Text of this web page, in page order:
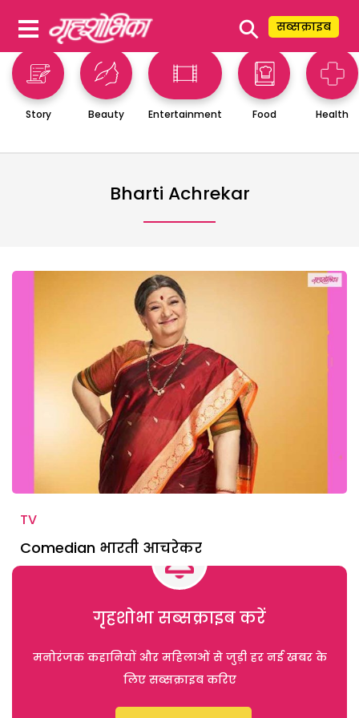
⚲ सब्सक्राइब
Story Beauty Entertainment Food Health
Bharti Achrekar
TV
Comedian भारती आचरेकर
गृहशोभा सब्सक्राइब करें
मनोरंजक कहानियों और महिलाओं से जुड़ी हर नई खबर के
लिए सब्सक्राइब करिए